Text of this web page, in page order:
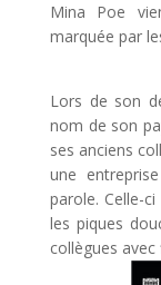
Mina Poe
marquée par
Lors de son
nom de son
ses anciens
une
parole. Celle-
les piques
collègues